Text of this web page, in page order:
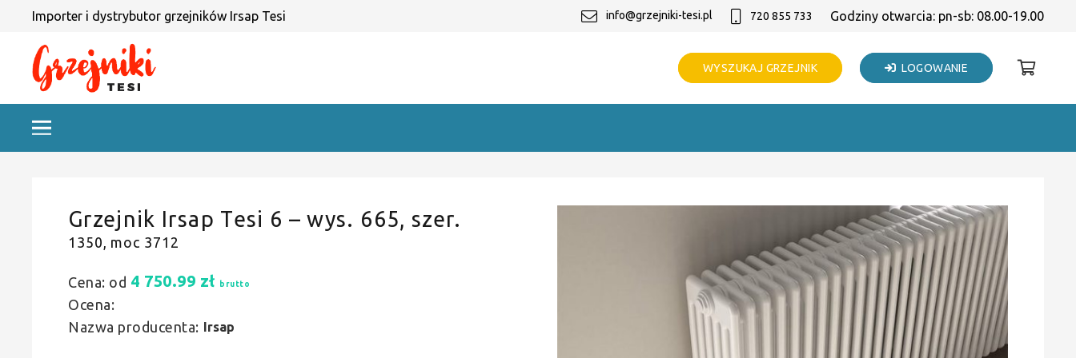
Importer i dystrybutor grzejników Irsap Tesi info@grzejniki-tesi.pl 720 855 733 Godziny otwarcia: pn-sb: 08.00-19.00
WYSZUKAJ GRZEJNIK LOGOWANIE
Grzejnik Irsap Tesi 6 – wys. 665, szer.
1350, moc 3712
Cena: od 4 750.99 zł brutto
Ocena:
Nazwa producenta: Irsap